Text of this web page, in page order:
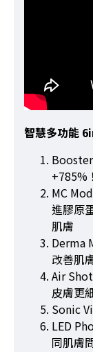
智慧多功能
+785%
MC
進膠原
肌膚
Derma
改善肌
Air
皮膚更
Sonic
LED
同肌膚